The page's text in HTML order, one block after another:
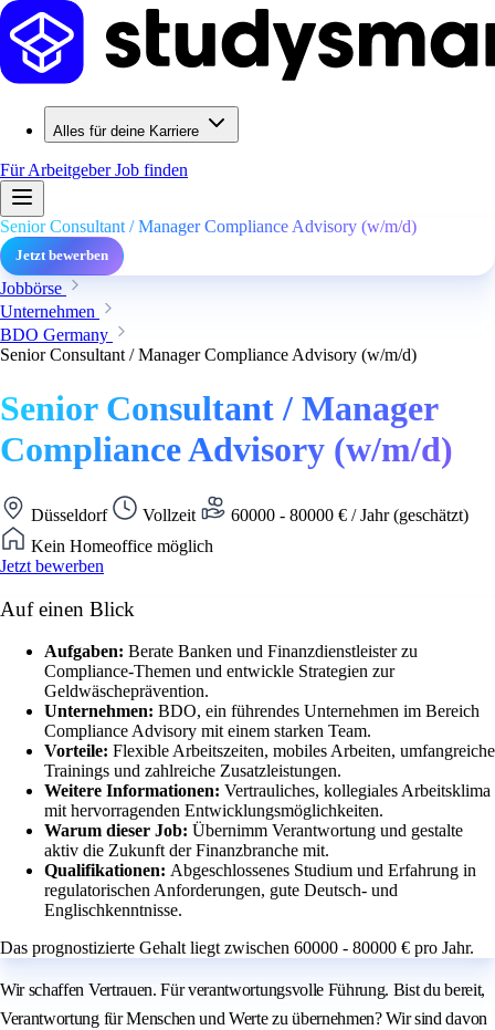
Alles für deine Karriere
Für ArbeitgeberJob finden
Senior Consultant / Manager Compliance Advisory (w/m/d)
Jetzt bewerben
Jobbörse
Unternehmen
BDO Germany
Senior Consultant / Manager Compliance Advisory (w/m/d)
Senior Consultant / Manager
Compliance Advisory (w/m/d)
Düsseldorf Vollzeit
60000 - 80000 € / Jahr (geschätzt)
Kein Homeoffice möglich
Jetzt bewerben
Auf einen Blick
Aufgaben: Berate Banken und Finanzdienstleister zu
Compliance-Themen und entwickle Strategien zur
Geldwäscheprävention.
Unternehmen: BDO, ein führendes Unternehmen im Bereich
Compliance Advisory mit einem starken Team.
Vorteile: Flexible Arbeitszeiten, mobiles Arbeiten, umfangreiche
Trainings und zahlreiche Zusatzleistungen.
Weitere Informationen: Vertrauliches, kollegiales Arbeitsklima
mit hervorragenden Entwicklungsmöglichkeiten.
Warum dieser Job: Übernimm Verantwortung und gestalte
aktiv die Zukunft der Finanzbranche mit.
Qualifikationen: Abgeschlossenes Studium und Erfahrung in
regulatorischen Anforderungen, gute Deutsch- und
Englischkenntnisse.
Das prognostizierte Gehalt liegt zwischen 60000 - 80000 € pro Jahr.
Wir schaffen Vertrauen. Für verantwortungsvolle Führung. Bist du bereit,
Verantwortung für Menschen und Werte zu übernehmen? Wir sind davon